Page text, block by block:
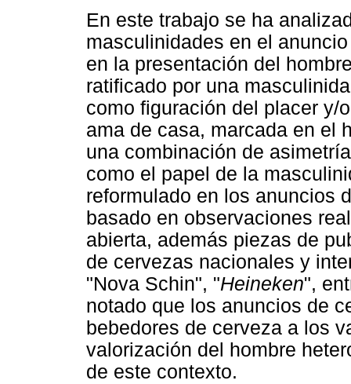
En este trabajo se ha
masculinidades en el
en la presentación del
ratificado por una
como figuración del placer y/
ama de casa, marcada en el
una combinación de
como el papel de la
reformulado en los anuncios
basado en observaciones
abierta, además piezas de
de cervezas nacionales y
"Nova Schin", "Heineken",
notado que los anuncios de
bebedores de cerveza a los
valorización del hombre
de este contexto.